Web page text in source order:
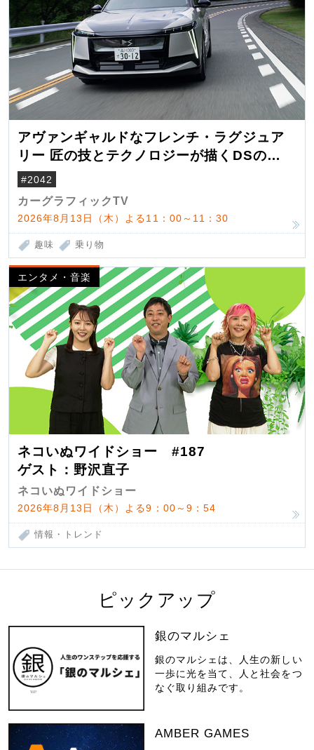
アヴァンギャルドなフレンチ・ラグジュア
リー 匠の技とテクノロジーが描くDSの世
界観
#2042
カーグラフィックTV
2026年8月13日（木）よる11：00～11：30
趣味 乗り物
エンタメ・音楽
ネコいぬワイドショー #187
ゲスト：野沢直子
ネコいぬワイドショー
2026年8月13日（木）よる9：00～9：54
情報・トレンド
ピックアップ
銀のマルシェ
銀のマルシェは、人生の新しい
一歩に光を当て、人と社会をつ
なぐ取り組みです。
AMBER GAMES